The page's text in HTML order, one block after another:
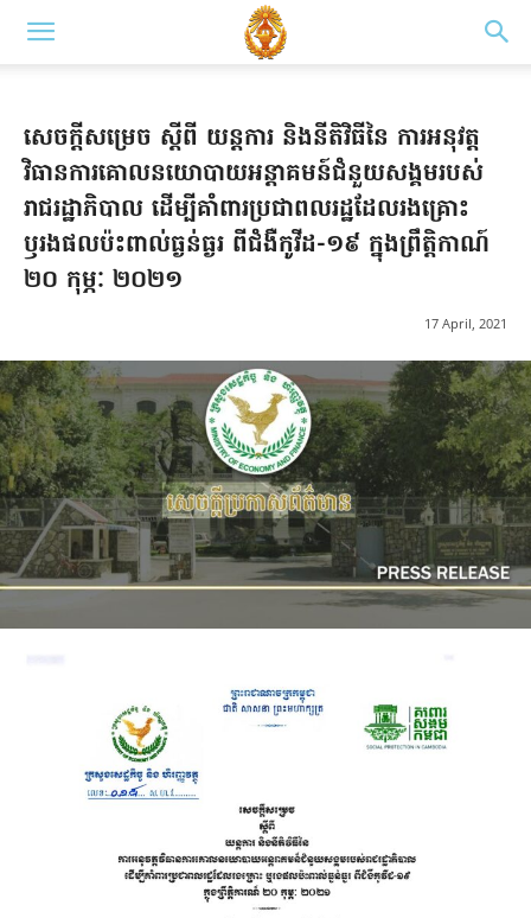
សេចក្តីសម្រេច ស្តីពី យន្តការ និងនីតិវិធីនៃ ការអនុវត្ត
វិធានការគោលនយោបាយអន្តាគមន៍ជំនួយសង្គមរបស់
រាជរដ្ឋាភិបាល ដើម្បីគាំពារប្រជាពលរដ្ឋដែលរងគ្រោះ
ឫរងផលប៉ះពាល់ធ្ងន់ធ្ងរ ពីជំងឺកូវីដ-១៩ ក្នុងព្រឹត្តិកាណ៍
២០ កុម្ភៈ ២០២១
17 April, 2021